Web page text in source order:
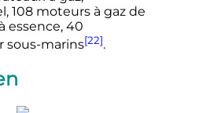
108 moteurs à gaz de
essence, 40
sous-marins[22].